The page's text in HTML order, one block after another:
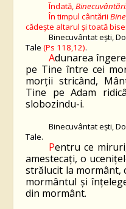
Îndată,
În timpul cântării
cădește altarul și toată
Binecuvântat ești,
Tale (Ps 118,12).
Adunarea
pe Tine între cei
morții stricând,
Tine pe Adam
slobozindu-i.
Binecuvântat ești,
Tale.
Pentru ce
amestecați, o
strălucit la mormânt,
mormântul și
din mormânt.